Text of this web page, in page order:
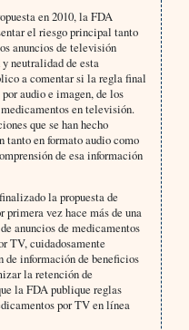
en 2010, la FDA
el riesgo principal tanto
anuncios de televisión
neutralidad de esta
a comentar si la regla final
audio e imagen, de los
en televisión.
que se han hecho
en formato audio como
de esa información
la propuesta de
primera vez hace más de una
anuncios de medicamentos
TV, cuidadosamente
información de beneficios
la retención de
la FDA publique reglas
por TV en línea